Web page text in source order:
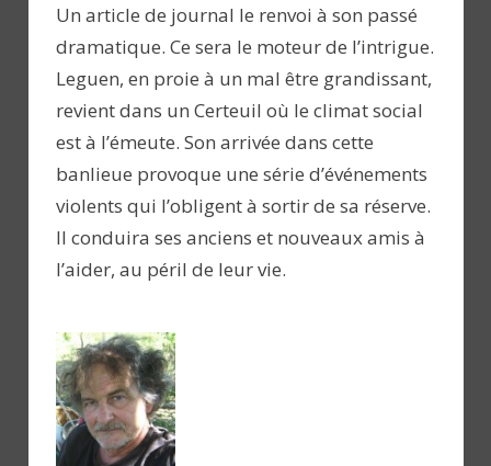
Un article de journal le renvoi à son passé
dramatique. Ce sera le moteur de l’intrigue.
Leguen, en proie à un mal être grandissant,
revient dans un Certeuil où le climat social
est à l’émeute. Son arrivée dans cette
banlieue provoque une série d’événements
violents qui l’obligent à sortir de sa réserve.
Il conduira ses anciens et nouveaux amis à
l’aider, au péril de leur vie.